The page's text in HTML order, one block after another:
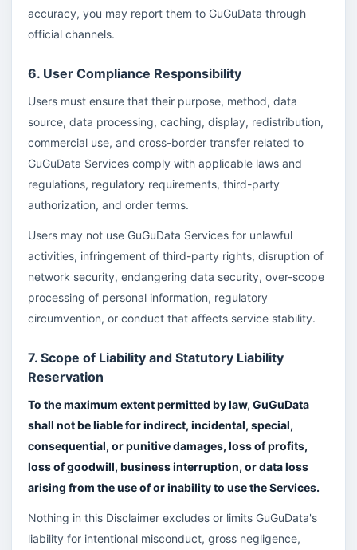
accuracy, you may report them to GuGuData through
official channels.
6. User Compliance Responsibility
Users must ensure that their purpose, method, data
source, data processing, caching, display, redistribution,
commercial use, and cross-border transfer related to
GuGuData Services comply with applicable laws and
regulations, regulatory requirements, third-party
authorization, and order terms.
Users may not use GuGuData Services for unlawful
activities, infringement of third-party rights, disruption of
network security, endangering data security, over-scope
processing of personal information, regulatory
circumvention, or conduct that affects service stability.
7. Scope of Liability and Statutory Liability
Reservation
To the maximum extent permitted by law, GuGuData
shall not be liable for indirect, incidental, special,
consequential, or punitive damages, loss of profits,
loss of goodwill, business interruption, or data loss
arising from the use of or inability to use the Services.
Nothing in this Disclaimer excludes or limits GuGuData's
liability for intentional misconduct, gross negligence,